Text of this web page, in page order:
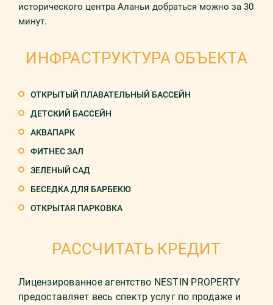
исторического центра Аланьи добраться можно за 30
минут.
ИНФРАСТРУКТУРА ОБЪЕКТА
ОТКРЫТЫЙ ПЛАВАТЕЛЬНЫЙ БАССЕЙН
ДЕТСКИЙ БАССЕЙН
АКВАПАРК
ФИТНЕС ЗАЛ
ЗЕЛЕНЫЙ САД
БЕСЕДКА ДЛЯ БАРБЕКЮ
ОТКРЫТАЯ ПАРКОВКА
РАССЧИТАТЬ КРЕДИТ
Лицензированное агентство NESTIN PROPERTY
предоставляет весь спектр услуг по продаже и